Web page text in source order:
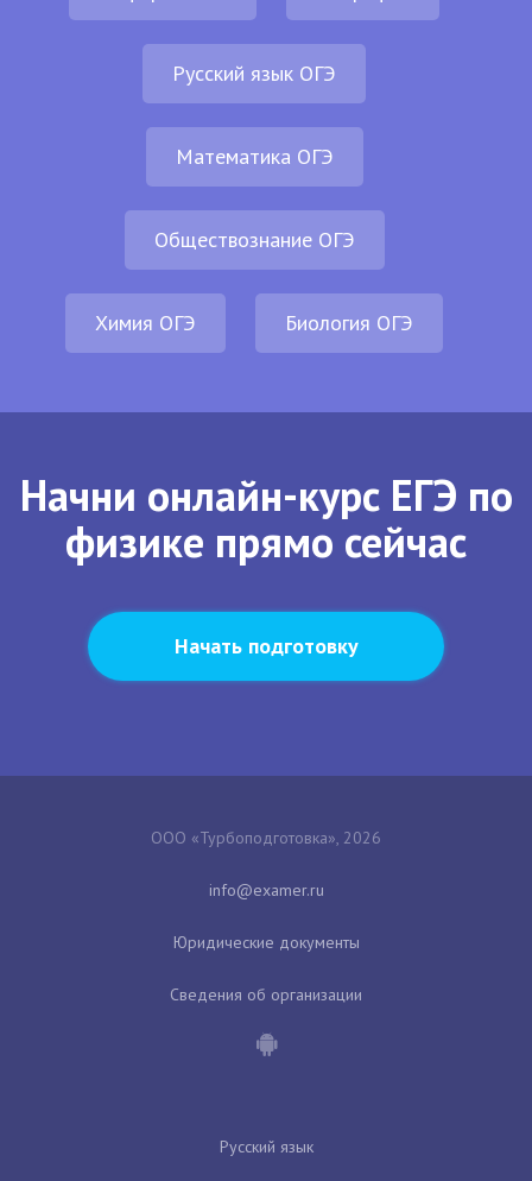
Русский язык ОГЭ
Математика ОГЭ
Обществознание ОГЭ
Химия ОГЭ Биология ОГЭ
Начни онлайн-курс ЕГЭ по
физике прямо сейчас
Начать подготовку
ООО «Турбоподготовка», 2026
Юридические документы
Сведения об организации
Русский язык